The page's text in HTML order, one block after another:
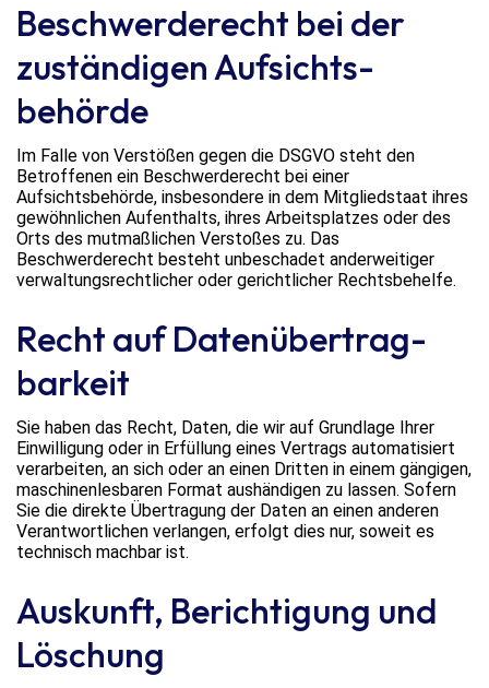
Beschwerde­recht bei der
zuständigen Aufsichts­
behörde
Im Falle von Verstößen gegen die DSGVO steht den
Betroffenen ein Beschwerderecht bei einer
Aufsichtsbehörde, insbesondere in dem Mitgliedstaat ihres
gewöhnlichen Aufenthalts, ihres Arbeitsplatzes oder des
Orts des mutmaßlichen Verstoßes zu. Das
Beschwerderecht besteht unbeschadet anderweitiger
verwaltungsrechtlicher oder gerichtlicher Rechtsbehelfe.
Recht auf Daten­übertrag­
barkeit
Sie haben das Recht, Daten, die wir auf Grundlage Ihrer
Einwilligung oder in Erfüllung eines Vertrags automatisiert
verarbeiten, an sich oder an einen Dritten in einem gängigen,
maschinenlesbaren Format aushändigen zu lassen. Sofern
Sie die direkte Übertragung der Daten an einen anderen
Verantwortlichen verlangen, erfolgt dies nur, soweit es
technisch machbar ist.
Auskunft, Berichtigung und
Löschung